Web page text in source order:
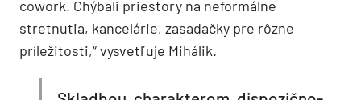
cowork. Chýbali priestory na neformálne
stretnutia, kancelárie, zasadačky pre rôzne
príležitosti,“ vysvetľuje Mihálik.